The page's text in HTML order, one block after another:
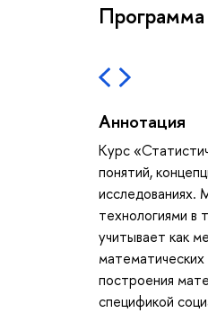
Аннотация
Курс
понятий,
исследованиях.
технологиями в
учитывает как
построения
спецификой